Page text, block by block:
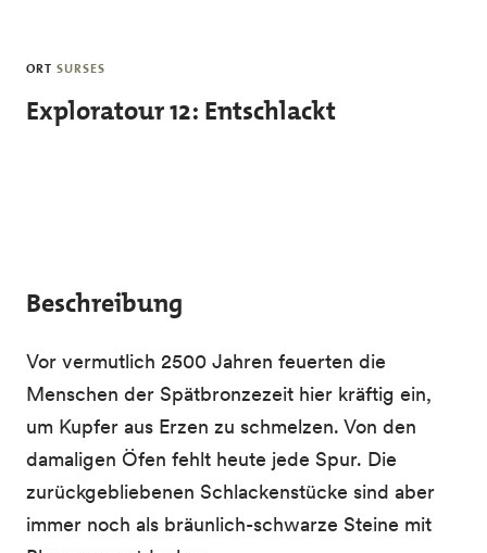
ORT SURSES
Exploratour 12: Entschlackt
Beschreibung
Vor vermutlich 2500 Jahren feuerten die
Menschen der Spätbronzezeit hier kräftig ein,
um Kupfer aus Erzen zu schmelzen. Von den
damaligen Öfen fehlt heute jede Spur. Die
zurückgebliebenen Schlackenstücke sind aber
immer noch als bräunlich-schwarze Steine mit